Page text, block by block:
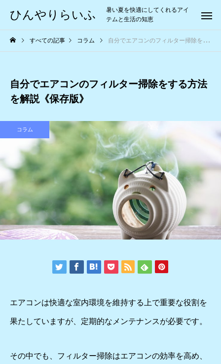
ひんやりらいふ
暑い夏を快適にしてくれるアイ
テムと生活の知恵
すべての記事 コラム 自分でエアコンのフィルター掃除をする方法を解説《保存版》
自分でエアコンのフィルター掃除をする方法
を解説《保存版》
コラム
エアコンは快適な室内環境を維持する上で重要な役割を
果たしていますが、定期的なメンテナンスが必要です。
その中でも、フィルター掃除はエアコンの効率を高め、